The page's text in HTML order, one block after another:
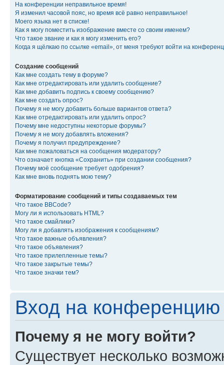
На конференции неправильное время!
Я изменил часовой пояс, но время всё равно неправильное!
Моего языка нет в списке!
Как я могу поместить изображение вместе со своим именем?
Что такое звание и как я могу изменить его?
Когда я щёлкаю по ссылке «email», от меня требуют войти на
Создание сообщений
Как мне создать тему в форуме?
Как мне отредактировать или удалить сообщение?
Как мне добавить подпись к своему сообщению?
Как мне создать опрос?
Почему я не могу добавить больше вариантов ответа?
Как мне отредактировать или удалить опрос?
Почему мне недоступны некоторые форумы?
Почему я не могу добавлять вложения?
Почему я получил предупреждение?
Как мне пожаловаться на сообщения модератору?
Что означает кнопка «Сохранить» при создании сообщения?
Почему моё сообщение требует одобрения?
Как мне вновь поднять мою тему?
Форматирование сообщений и типы создаваемых тем
Что такое BBCode?
Могу ли я использовать HTML?
Что такое смайлики?
Могу ли я добавлять изображения к сообщениям?
Что такое важные объявления?
Что такое объявления?
Что такое прилепленные темы?
Что такое закрытые темы?
Что такое значки тем?
Вход на конференцию
Почему я не могу войти?
Существует несколько